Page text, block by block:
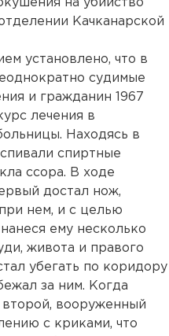
на убийство
Качканарской
установлено, что в
судимые
и гражданин 1967
лечения в
Находясь в
спиртные
ссора. В ходе
достал нож,
нем, и с целью
ему несколько
живота и правого
убегать по коридору
за ним. Когда
вооруженный
с криками, что